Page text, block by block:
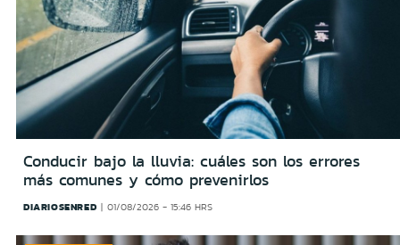
Conducir bajo la lluvia: cuáles son los errores
más comunes y cómo prevenirlos
DIARIOSENRED 01/08/2026 - 15:46 HRS